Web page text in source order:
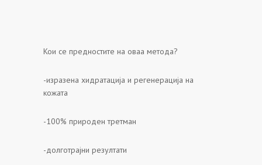
Кои се предностите на оваа метода?
-изразена хидратација и регенерација на
кожата
-100% природен третман
-долготрајни резултати